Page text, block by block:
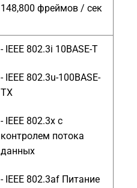
148,800 фреймов / сек
- IEEE 802.3i 10BASE-T
- IEEE 802.3u-100BASE-
TX
- IEEE 802.3x с
контролем потока
данных
- IEEE 802.3af Питание